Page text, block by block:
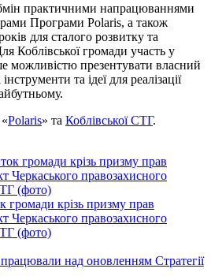
практичними напрацюваннями
Програми Polaris, а також
для сталого розвитку та
Коблівської громади участь у
можливістю презентувати власний
та ідеї для реалізації
Polaris» та Коблівської СТГ.
громади крізь призму прав
Черкаського правозахисного
(фото)